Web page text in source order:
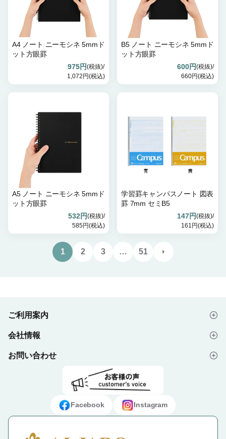
A4 ノート ニーモシネ 5mmド
ット方眼罫
975円(税抜)/
1,072円(税込)
B5 ノート ニーモシネ 5mmド
ット方眼罫
600円(税抜)/
660円(税込)
A5 ノート ニーモシネ 5mmド
ット方眼罫
532円(税抜)/
585円(税込)
学習罫キャンパスノート 図表
罫 7mm セミB5
147円(税抜)/
161円(税込)
1 2 3 … 51
ご利用案内
はじめての方へ
ご注文の流れ
デザイン入稿データについて
ギフト・ノベルティ納入事例
会社情報
会社概要
プライバシーポリシー
特定商取引法に基づく表示
お問い合わせ
お問い合わせフォームFacebook Instagram